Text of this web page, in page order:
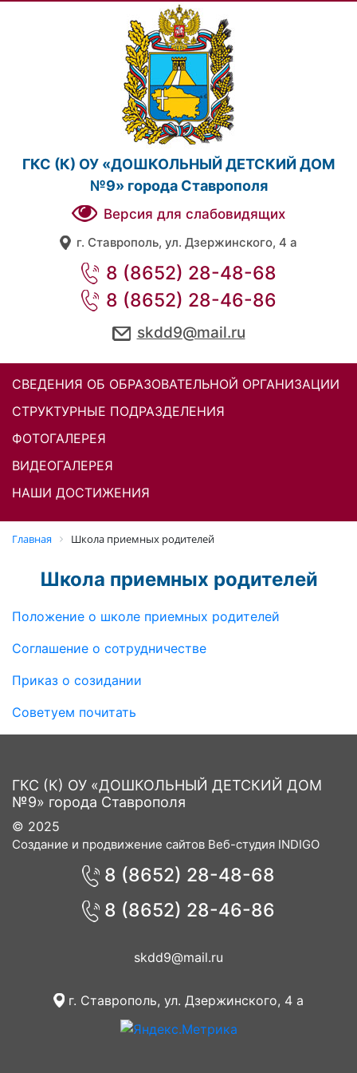
ГКС (К) ОУ «ДОШКОЛЬНЫЙ ДЕТСКИЙ ДОМ
№9» города Ставрополя
Версия для слабовидящих
г. Ставрополь, ул. Дзержинского, 4 а
8 (8652) 28-48-68
8 (8652) 28-46-86
skdd9@mail.ru
СВЕДЕНИЯ ОБ ОБРАЗОВАТЕЛЬНОЙ ОРГАНИЗАЦИИ
СТРУКТУРНЫЕ ПОДРАЗДЕЛЕНИЯ
ФОТОГАЛЕРЕЯ
ВИДЕОГАЛЕРЕЯ
НАШИ ДОСТИЖЕНИЯ
Главная Школа приемных родителей
Школа приемных родителей
Положение о школе приемных родителей
Соглашение о сотрудничестве
Приказ о созидании
Советуем почитать
ГКС (К) ОУ «ДОШКОЛЬНЫЙ ДЕТСКИЙ ДОМ
№9» города Ставрополя
© 2025
Создание и продвижение сайтов Веб-студия INDIGO
8 (8652) 28-48-68
8 (8652) 28-46-86
skdd9@mail.ru
г. Ставрополь, ул. Дзержинского, 4 а